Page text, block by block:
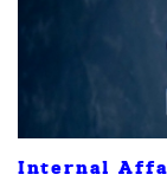
Internal